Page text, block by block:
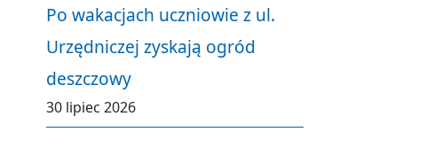
Po wakacjach uczniowie z ul.
Urzędniczej zyskają ogród
deszczowy
30 lipiec 2026